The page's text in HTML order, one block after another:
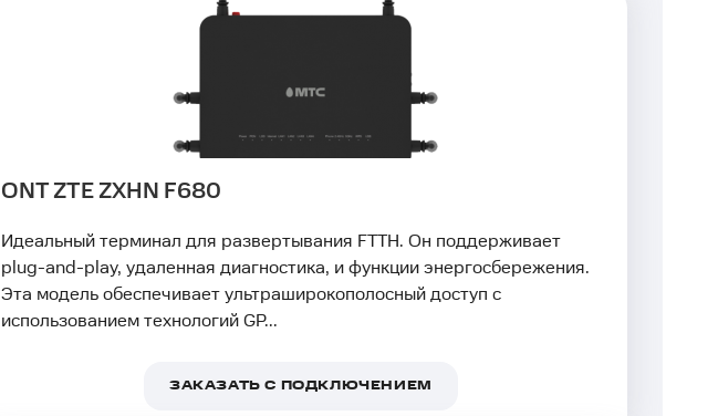
ONT ZTE ZXHN F680
Идеальный терминал для развертывания FTTH. Он поддерживает
plug-and-play, удаленная диагностика, и функции энергосбережения.
Эта модель обеспечивает ультраширокополосный доступ с
использованием технологий GP...
ЗАКАЗАТЬ С ПОДКЛЮЧЕНИЕМ